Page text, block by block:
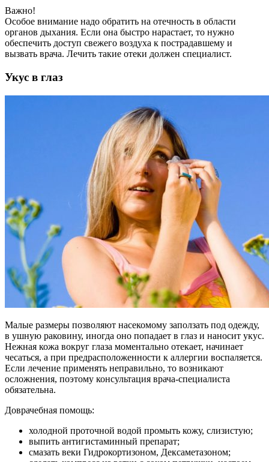
Важно!
Особое внимание надо обратить на отечность в области
органов дыхания. Если она быстро нарастает, то нужно
обеспечить доступ свежего воздуха к пострадавшему и
вызвать врача. Лечить такие отеки должен специалист.
Укус в глаз
Малые размеры позволяют насекомому заползать под одежду,
в ушную раковину, иногда оно попадает в глаз и наносит укус.
Нежная кожа вокруг глаза моментально отекает, начинает
чесаться, а при предрасположенности к аллергии воспаляется.
Если лечение применять неправильно, то возникают
осложнения, поэтому консультация врача-специалиста
обязательна.
Доврачебная помощь:
холодной проточной водой промыть кожу, слизистую;
выпить антигистаминный препарат;
смазать веки Гидрокортизоном, Дексаметазоном;